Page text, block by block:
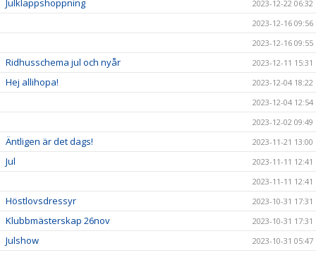
Julklappshoppning
2023-12-22 06:32
2023-12-16 09:56
2023-12-16 09:55
Ridhusschema jul och nyår 2023-12-11 15:31
Hej allihopa!
2023-12-04 18:22
2023-12-04 12:54
2023-12-02 09:49
Äntligen är det dags! 2023-11-21 13:00
Jul
2023-11-11 12:41
2023-11-11 12:41
Höstlovsdressyr 2023-10-31 17:31
Klubbmästerskap 26nov 2023-10-31 17:31
Julshow 2023-10-31 05:47